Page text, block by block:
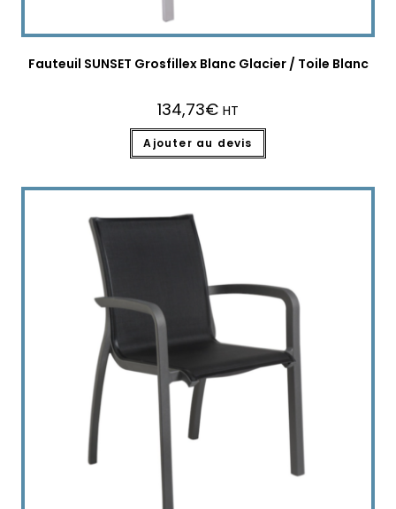
Fauteuil SUNSET Grosfillex Blanc Glacier / Toile Blanc
134,73€ HT
Ajouter au devis